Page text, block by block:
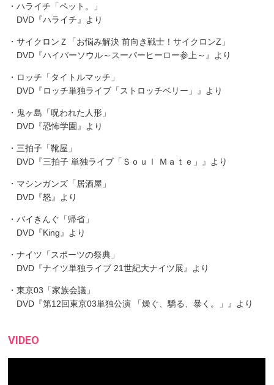
・ハライチ「ペット。」
DVD『ハライチ』より
・サイクロンＺ「お悩み解決 前向き戦士！サイクロンZ」
DVD『ハイパーソウル～スーパーヒーロー参上～』より
・ロッチ「タイトルマッチ」
DVD『ロッチ単独ライブ「ストロッチベリー」』より
・鬼ヶ島「呪われた人形」
DVD『恐怖学園』より
・三拍子「靴屋」
DVD『三拍子 単独ライブ「Ｓｏｕｌ Ｍａｔｅ」』より
・マシンガンズ「居酒屋」
DVD『怒』より
・バイきんぐ「帰省」
DVD『King』より
・ナイツ「スポーツの祭典」
DVD『ナイツ単独ライブ 21世紀大ナイツ展』より
・東京03「家族会議」
DVD『第12回東京03単独公演 「燥ぐ、驕る、暴く。」』より
VIDEO